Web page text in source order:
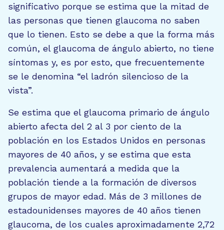
significativo porque se estima que la mitad de
las personas que tienen glaucoma no saben
que lo tienen. Esto se debe a que la forma más
común, el glaucoma de ángulo abierto, no tiene
síntomas y, es por esto, que frecuentemente
se le denomina “el ladrón silencioso de la
vista”.
Se estima que el glaucoma primario de ángulo
abierto afecta del 2 al 3 por ciento de la
población en los Estados Unidos en personas
mayores de 40 años, y se estima que esta
prevalencia aumentará a medida que la
población tiende a la formación de diversos
grupos de mayor edad. Más de 3 millones de
estadounidenses mayores de 40 años tienen
glaucoma, de los cuales aproximadamente 2,72